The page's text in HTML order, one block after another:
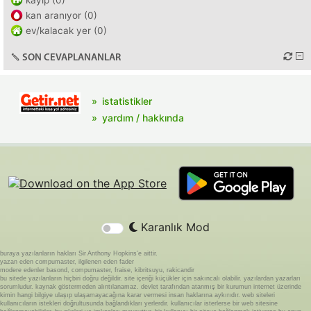
kan aranıyor (0)
ev/kalacak yer (0)
SON CEVAPLANANLAR
istatistikler
yardım / hakkında
Karanlık Mod
buraya yazılanların hakları Sir Anthony Hopkins'e aittir.
yazan eden compumaster, ilgilenen eden fader
modere edenler basond, compumaster, fraise, kibritsuyu, rakicandir
bu sitede yazılanların hiçbiri doğru değildir. site içeriği küçükler için sakıncalı olabilir. yazılardan yazarları
sorumludur. kaynak göstermeden alıntılanamaz. devlet tarafından atanmış bir kurumun internet üzerinde
kimin hangi bilgiye ulaşıp ulaşamayacağına karar vermesi insan haklarına aykırıdır. web siteleri
kullanıcıların istekleri doğrultusunda bağlandıkları yerlerdir. kullanıcılar isterlerse bir web sitesine